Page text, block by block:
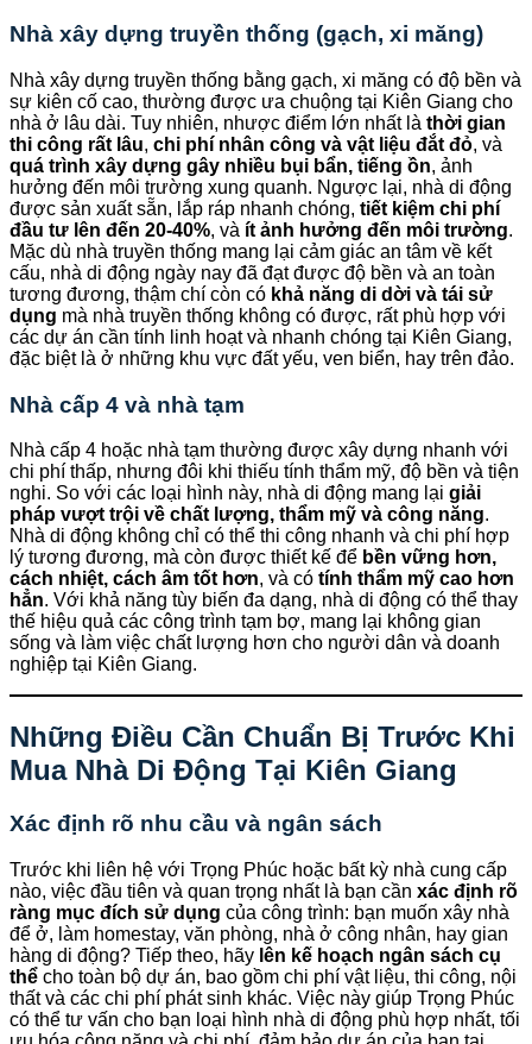
Nhà xây dựng truyền thống (gạch, xi măng)
Nhà xây dựng truyền thống bằng gạch, xi măng có độ bền và
sự kiên cố cao, thường được ưa chuộng tại Kiên Giang cho
nhà ở lâu dài. Tuy nhiên, nhược điểm lớn nhất là thời gian
thi công rất lâu, chi phí nhân công và vật liệu đắt đỏ, và
quá trình xây dựng gây nhiều bụi bẩn, tiếng ồn, ảnh
hưởng đến môi trường xung quanh. Ngược lại, nhà di động
được sản xuất sẵn, lắp ráp nhanh chóng, tiết kiệm chi phí
đầu tư lên đến 20-40%, và ít ảnh hưởng đến môi trường.
Mặc dù nhà truyền thống mang lại cảm giác an tâm về kết
cấu, nhà di động ngày nay đã đạt được độ bền và an toàn
tương đương, thậm chí còn có khả năng di dời và tái sử
dụng mà nhà truyền thống không có được, rất phù hợp với
các dự án cần tính linh hoạt và nhanh chóng tại Kiên Giang,
đặc biệt là ở những khu vực đất yếu, ven biển, hay trên đảo.
Nhà cấp 4 và nhà tạm
Nhà cấp 4 hoặc nhà tạm thường được xây dựng nhanh với
chi phí thấp, nhưng đôi khi thiếu tính thẩm mỹ, độ bền và tiện
nghi. So với các loại hình này, nhà di động mang lại giải
pháp vượt trội về chất lượng, thẩm mỹ và công năng.
Nhà di động không chỉ có thể thi công nhanh và chi phí hợp
lý tương đương, mà còn được thiết kế để bền vững hơn,
cách nhiệt, cách âm tốt hơn, và có tính thẩm mỹ cao hơn
hẳn. Với khả năng tùy biến đa dạng, nhà di động có thể thay
thế hiệu quả các công trình tạm bợ, mang lại không gian
sống và làm việc chất lượng hơn cho người dân và doanh
nghiệp tại Kiên Giang.
Những Điều Cần Chuẩn Bị Trước Khi
Mua Nhà Di Động Tại Kiên Giang
Xác định rõ nhu cầu và ngân sách
Trước khi liên hệ với Trọng Phúc hoặc bất kỳ nhà cung cấp
nào, việc đầu tiên và quan trọng nhất là bạn cần xác định rõ
ràng mục đích sử dụng của công trình: bạn muốn xây nhà
để ở, làm homestay, văn phòng, nhà ở công nhân, hay gian
hàng di động? Tiếp theo, hãy lên kế hoạch ngân sách cụ
thể cho toàn bộ dự án, bao gồm chi phí vật liệu, thi công, nội
thất và các chi phí phát sinh khác. Việc này giúp Trọng Phúc
có thể tư vấn cho bạn loại hình nhà di động phù hợp nhất, tối